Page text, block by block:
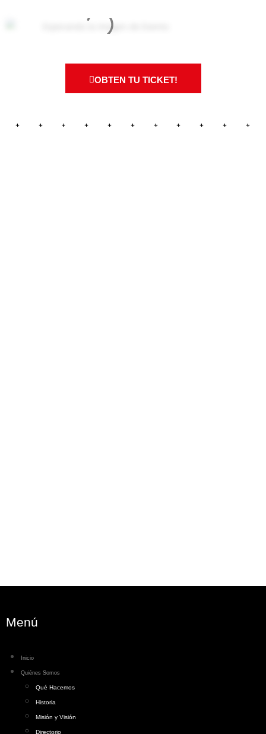
OBTEN TU TICKET!
Menú
Inicio
Quiénes Somos
Qué Hacemos
Historia
Misión y Visión
Directorio